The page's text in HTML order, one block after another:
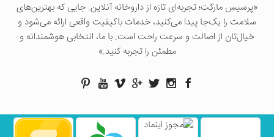
«پرسيس ماركت؛ تجربه‌ای تازه از داروخانه آنلاین. جایی که بهترین‌های
سلامت را یک‌جا پیدا می‌کنید، خدمات باکیفیت واقعی ارائه می‌شود و
خیال‌تان از اصالت و سرعت راحت است. با ما، انتخابی هوشمندانه و
مطمئن را تجربه کنید.»